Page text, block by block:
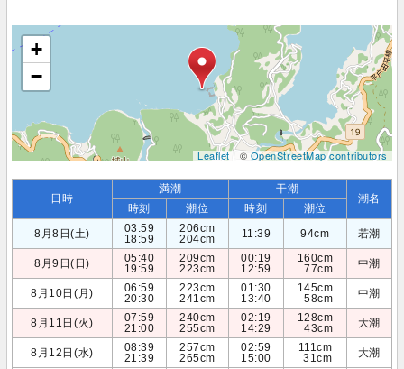
+
−
Leaflet| © OpenStreetMap contributors
日時
満潮 干潮
潮名
時刻 潮位 時刻
潮位
8月8日(土)
03:59
18:59
206cm
204cm
11:39 94cm 若潮
8月9日(日)
05:40
19:59
209cm
223cm
00:19
12:59
160cm
77cm
中潮
8月10日(月)
06:59
20:30
223cm
241cm
01:30
13:40
145cm
58cm
中潮
8月11日(火)
07:59
21:00
240cm
255cm
02:19
14:29
128cm
43cm
大潮
8月12日(水)
08:39
21:39
257cm
265cm
02:59
15:00
111cm
31cm
大潮